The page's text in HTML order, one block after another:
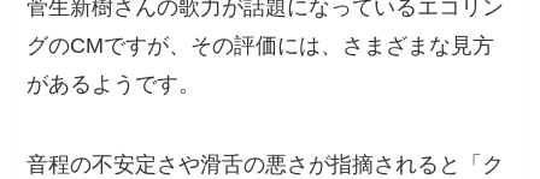
菅生新樹さんの歌力が話題になっているエコリン
グのCMですが、その評価には、さまざまな見方
があるようです。
音程の不安定さや滑舌の悪さが指摘されると「ク